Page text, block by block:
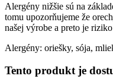
Alergény nižšie sú na
tomu upozorňujeme že
našej výrobe a preto je
Alergény: oriešky, sója,
Tento produkt je